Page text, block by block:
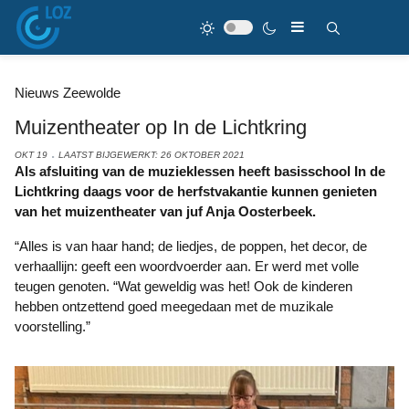
Nieuws Zeewolde
Muizentheater op In de Lichtkring
OKT 19 LAATST BIJGEWERKT: 26 OKTOBER 2021
Als afsluiting van de muzieklessen heeft basisschool In de
Lichtkring daags voor de herfstvakantie kunnen genieten
van het muizentheater van juf Anja Oosterbeek.
“Alles is van haar hand; de liedjes, de poppen, het decor, de
verhaallijn: geeft een woordvoerder aan. Er werd met volle
teugen genoten. “Wat geweldig was het! Ook de kinderen
hebben ontzettend goed meegedaan met de muzikale
voorstelling.”